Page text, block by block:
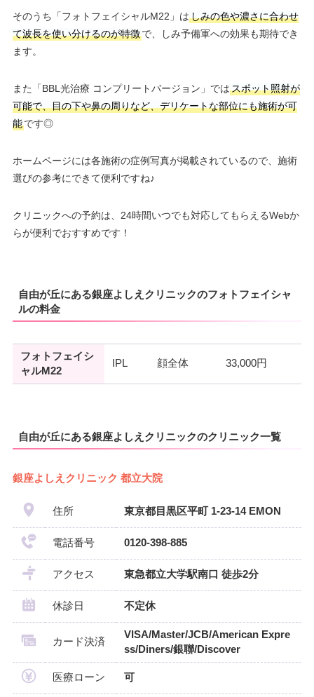
そのうち「フォトフェイシャルM22」はしみの色や濃さに合わせ
て波長を使い分けるのが特徴で、しみ予備軍への効果も期待でき
ます。
また「BBL光治療 コンプリートバージョン」ではスポット照射が
可能で、目の下や鼻の周りなど、デリケートな部位にも施術が可
能です◎
ホームページには各施術の症例写真が掲載されているので、施術
選びの参考にできて便利ですね♪
クリニックへの予約は、24時間いつでも対応してもらえるWebか
らが便利でおすすめです！
自由が丘にある銀座よしえクリニックのフォトフェイシャ
ルの料金
フォトフェイシ
ャルM22
IPL 顔全体 33,000円
自由が丘にある銀座よしえクリニックのクリニック一覧
銀座よしえクリニック 都立大院
住所 東京都目黒区平町 1-23-14 EMON
電話番号 0120-398-885
アクセス 東急都立大学駅南口 徒歩2分
休診日 不定休
カード決済
VISA/Master/JCB/American Expre
ss/Diners/銀聯/Discover
医療ローン 可